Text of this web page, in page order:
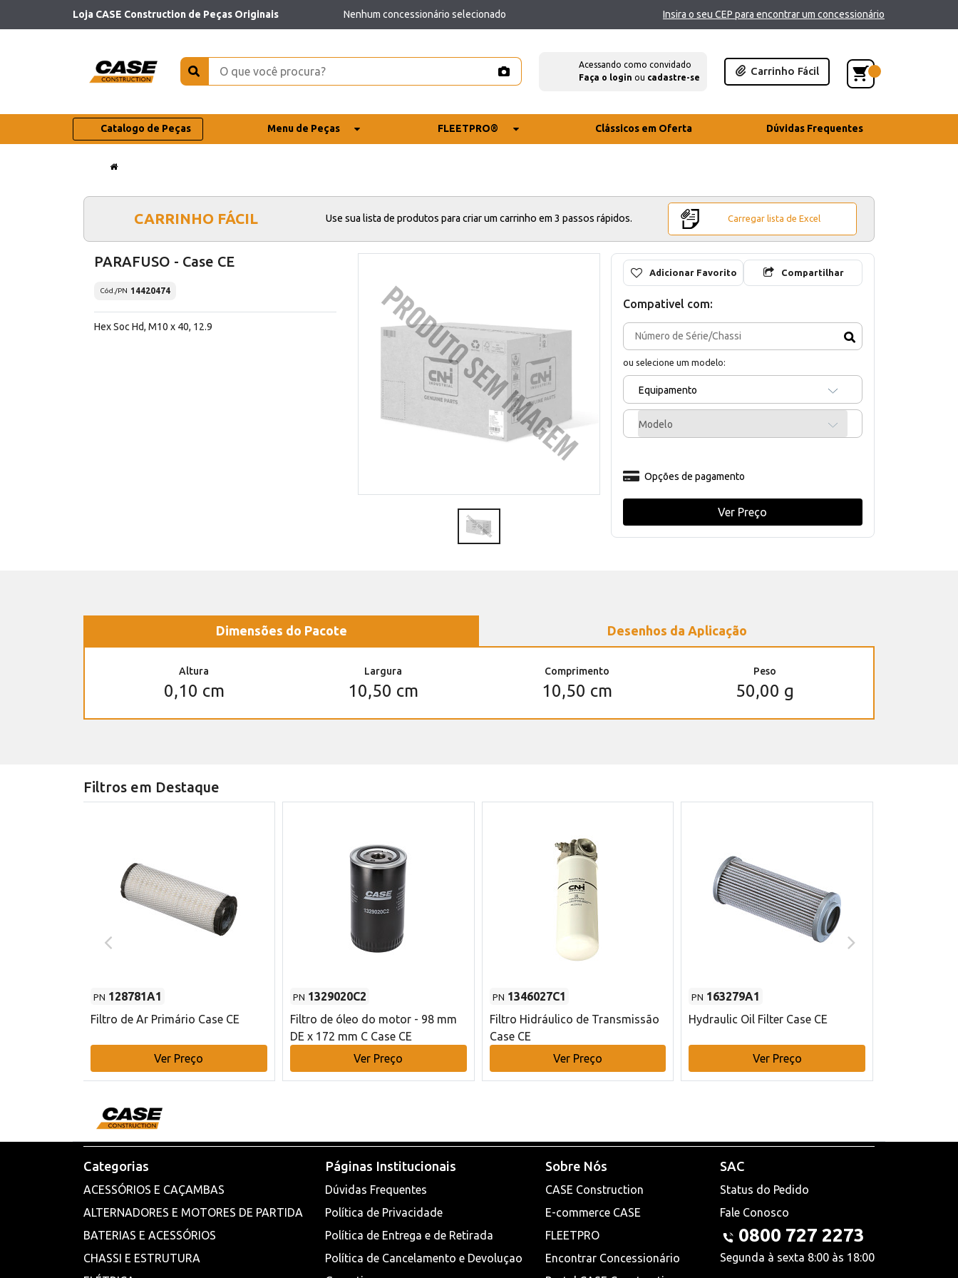
Loja CASE Construction de Peças Originais Nenhum concessionário selecionado Insira o seu CEP para encontrar um concessionário
Acessando como convidado
Faça o login ou cadastre-se
Carrinho Fácil
Catalogo de Peças Menu de Peças FLEETPRO® Clássicos em Oferta Dúvidas Frequentes
CARRINHO FÁCIL Use sua lista de produtos para criar um carrinho em 3 passos rápidos. Carregar lista de Excel
PARAFUSO - Case CE
Cód./PN 14420474
Hex Soc Hd, M10 x 40, 12.9
Adicionar Favorito Compartilhar
Compativel com:
ou selecione um modelo:
Equipamento
Modelo
Opções de pagamento
Ver Preço
Dimensões do Pacote Desenhos da Aplicação
Altura
0,10 cm
Largura
10,50 cm
Comprimento
10,50 cm
Peso
50,00 g
Filtros em Destaque
PN 128781A1
Filtro de Ar Primário Case CE
Ver Preço
PN 1329020C2
Filtro de óleo do motor - 98 mm
DE x 172 mm C Case CE
Ver Preço
PN 1346027C1
Filtro Hidráulico de Transmissão
Case CE
Ver Preço
PN 163279A1
Hydraulic Oil Filter Case CE
Ver Preço
Categorias
ACESSÓRIOS E CAÇAMBAS
ALTERNADORES E MOTORES DE PARTIDA
BATERIAS E ACESSÓRIOS
CHASSI E ESTRUTURA
Páginas Institucionais
Dúvidas Frequentes
Política de Privacidade
Política de Entrega e de Retirada
Política de Cancelamento e Devoluçao
Sobre Nós
CASE Construction
E-commerce CASE
FLEETPRO
Encontrar Concessionário
SAC
Status do Pedido
Fale Conosco
0800 727 2273
Segunda à sexta 8:00 às 18:00